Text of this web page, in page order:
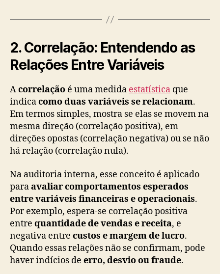
2. Correlação: Entendendo as
Relações Entre Variáveis
Acorrelação é uma medida estatística que
indicacomo duas variáveis se relacionam.
Em termos simples, mostra se elas se movem na
mesma direção (correlação positiva), em
direções opostas (correlação negativa) ou se não
há relação (correlação nula).
Na auditoria interna, esse conceito é aplicado
paraavaliar comportamentos esperados
entre variáveis financeiras e operacionais.
Por exemplo, espera-se correlação positiva
entre quantidade de vendas e receita, e
negativa entre custos e margem de lucro.
Quando essas relações não se confirmam, pode
haver indícios de erro, desvio ou fraude.